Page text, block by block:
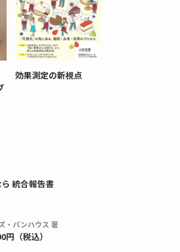
効果測定の新視点
統合報告書
・パンハウス 著
円（税込）